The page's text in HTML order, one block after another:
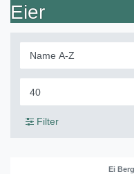
Eier
Filter
Ei